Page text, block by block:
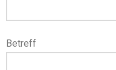
Betreff